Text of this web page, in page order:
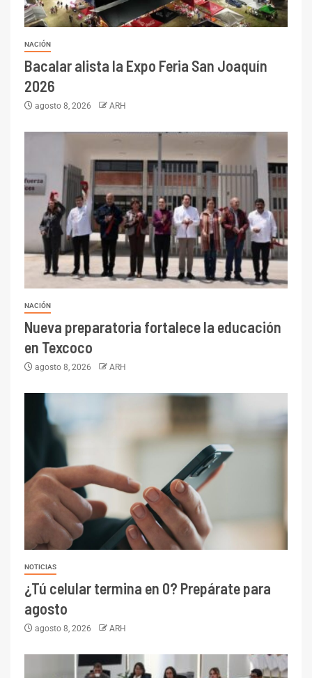
NACIÓN
Bacalar alista la Expo Feria San Joaquín
2026
agosto 8, 2026 ARH
NACIÓN
Nueva preparatoria fortalece la educación
en Texcoco
agosto 8, 2026 ARH
NOTICIAS
¿Tú celular termina en 0? Prepárate para
agosto
agosto 8, 2026 ARH